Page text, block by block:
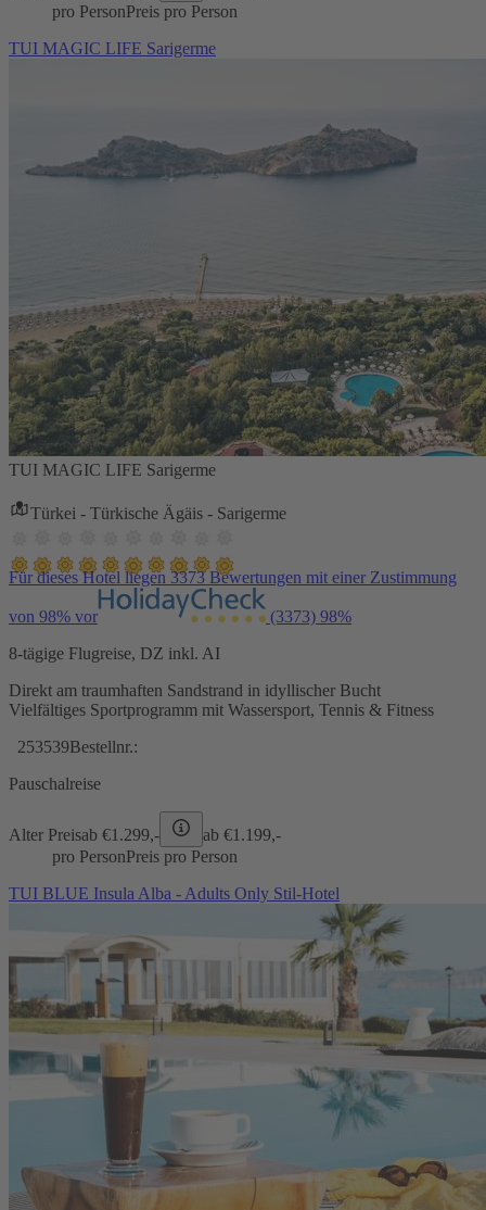
pro PersonPreis pro Person
TUI MAGIC LIFE Sarigerme
TUI MAGIC LIFE Sarigerme
Türkei - Türkische Ägäis - Sarigerme
Für dieses Hotel liegen 3373 Bewertungen mit einer Zustimmung
von 98% vor (3373) 98%
8-tägige Flugreise, DZ inkl. AI
Direkt am traumhaften Sandstrand in idyllischer Bucht
Vielfältiges Sportprogramm mit Wassersport, Tennis & Fitness
253539Bestellnr.:
Pauschalreise
Alter Preisab €1.299,- ab €1.199,-
pro PersonPreis pro Person
TUI BLUE Insula Alba - Adults Only Stil-Hotel